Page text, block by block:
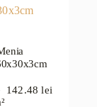
142.48lei